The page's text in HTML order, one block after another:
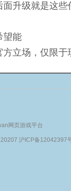
面升级就是这
能
立场，仅限于
网页游戏平台
沪ICP备12042397